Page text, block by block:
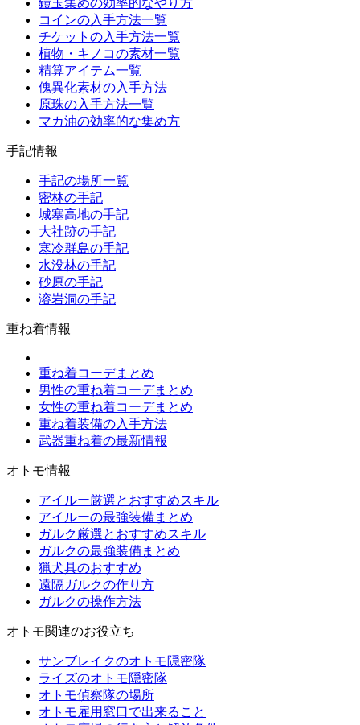
鎧玉集めの効率的なやり方
コインの入手方法一覧
チケットの入手方法一覧
植物・キノコの素材一覧
精算アイテム一覧
傀異化素材の入手方法
原珠の入手方法一覧
マカ油の効率的な集め方
手記情報
手記の場所一覧
密林の手記
城塞高地の手記
大社跡の手記
寒冷群島の手記
水没林の手記
砂原の手記
溶岩洞の手記
重ね着情報
重ね着コーデまとめ
男性の重ね着コーデまとめ
女性の重ね着コーデまとめ
重ね着装備の入手方法
武器重ね着の最新情報
オトモ情報
アイルー厳選とおすすめスキル
アイルーの最強装備まとめ
ガルク厳選とおすすめスキル
ガルクの最強装備まとめ
猟犬具のおすすめ
遠隔ガルクの作り方
ガルクの操作方法
オトモ関連のお役立ち
サンブレイクのオトモ隠密隊
ライズのオトモ隠密隊
オトモ偵察隊の場所
オトモ雇用窓口で出来ること